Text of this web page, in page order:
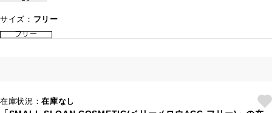
サイズ： フリー
フリー
在庫状況：在庫なし